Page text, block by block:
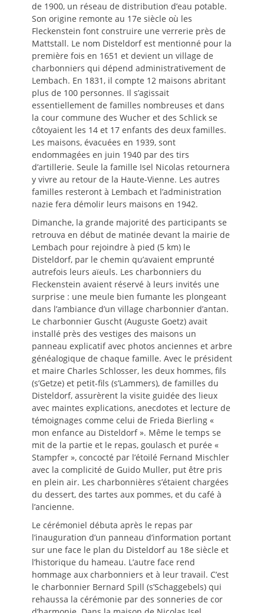
de 1900, un réseau de distribution d’eau potable.
Son origine remonte au 17e siècle où les
Fleckenstein font construire une verrerie près de
Mattstall. Le nom Disteldorf est mentionné pour la
première fois en 1651 et devient un village de
charbonniers qui dépend administrativement de
Lembach. En 1831, il compte 12 maisons abritant
plus de 100 personnes. Il s’agissait
essentiellement de familles nombreuses et dans
la cour commune des Wucher et des Schlick se
côtoyaient les 14 et 17 enfants des deux familles.
Les maisons, évacuées en 1939, sont
endommagées en juin 1940 par des tirs
d’artillerie. Seule la famille Isel Nicolas retournera
y vivre au retour de la Haute-Vienne. Les autres
familles resteront à Lembach et l’administration
nazie fera démolir leurs maisons en 1942.
Dimanche, la grande majorité des participants se
retrouva en début de matinée devant la mairie de
Lembach pour rejoindre à pied (5 km) le
Disteldorf, par le chemin qu’avaient emprunté
autrefois leurs aïeuls. Les charbonniers du
Fleckenstein avaient réservé à leurs invités une
surprise : une meule bien fumante les plongeant
dans l’ambiance d’un village charbonnier d’antan.
Le charbonnier Guscht (Auguste Goetz) avait
installé près des vestiges des maisons un
panneau explicatif avec photos anciennes et arbre
généalogique de chaque famille. Avec le président
et maire Charles Schlosser, les deux hommes, fils
(s’Getze) et petit-fils (s’Lammers), de familles du
Disteldorf, assurèrent la visite guidée des lieux
avec maintes explications, anecdotes et lecture de
témoignages comme celui de Frieda Bierling «
mon enfance au Disteldorf ». Même le temps se
mit de la partie et le repas, goulasch et purée «
Stampfer », concocté par l’étoilé Fernand Mischler
avec la complicité de Guido Muller, put être pris
en plein air. Les charbonnières s’étaient chargées
du dessert, des tartes aux pommes, et du café à
l’ancienne.
Le cérémoniel débuta après le repas par
l’inauguration d’un panneau d’information portant
sur une face le plan du Disteldorf au 18e siècle et
l’historique du hameau. L’autre face rend
hommage aux charbonniers et à leur travail. C’est
le charbonnier Bernard Spill (s’Schaggebels) qui
rehaussa la cérémonie par des sonneries de cor